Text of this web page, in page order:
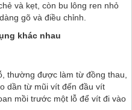
và kẹt, còn bu lông ren nhỏ
gõ và điều chỉnh.
khác nhau
thường được làm từ đồng thau,
dần từ mũi vít đến đầu vít
mồi trước một lỗ để vít đi vào